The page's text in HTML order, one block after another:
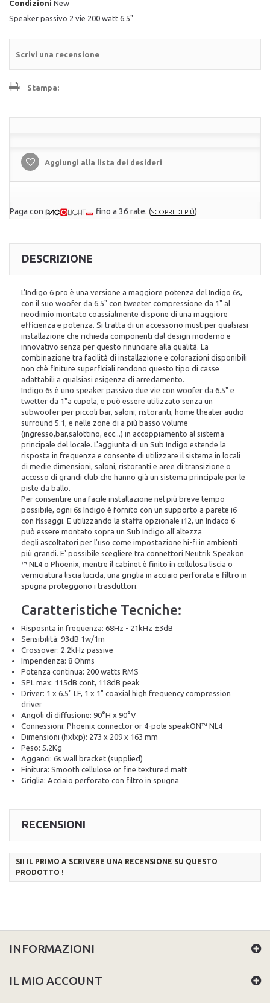
Condizioni New
Speaker passivo 2 vie 200 watt 6.5"
Scrivi una recensione
Stampa:
Aggiungi alla lista dei desideri
Paga con fino a 36 rate. (SCOPRI DI PIÙ)
DESCRIZIONE
L'Indigo 6 pro è una versione a maggiore potenza del Indigo 6s,
con il suo woofer da 6.5" con tweeter compressione da 1" al
neodimio montato coassialmente dispone di una maggiore
efficienza e potenza. Si tratta di un accessorio must per qualsiasi
installazione che richieda componenti dal design moderno e
innovativo senza per questo rinunciare alla qualità. La
combinazione tra facilità di installazione e colorazioni disponibili
non chè finiture superficiali rendono questo tipo di casse
adattabili a qualsiasi esigenza di arredamento.
Indigo 6s è uno speaker passivo due vie con woofer da 6.5" e
twetter da 1"a cupola, e può essere utilizzato senza un
subwoofer per piccoli bar, saloni, ristoranti, home theater audio
surround 5.1, e nelle zone di a più basso volume
(ingresso,bar,salottino, ecc...) in accoppiamento al sistema
principale del locale. L'aggiunta di un Sub Indigo estende la
risposta in frequenza e consente di utilizzare il sistema in locali
di medie dimensioni, saloni, ristoranti e aree di transizione o
accesso di grandi club che hanno già un sistema principale per le
piste da ballo.
Per consentire una facile installazione nel più breve tempo
possibile, ogni 6s Indigo è fornito con un supporto a parete i6
con fissaggi. E utilizzando la staffa opzionale i12, un Indaco 6
può essere montato sopra un Sub Indigo all'altezza
degli ascoltatori per l'uso come impostazione hi-fi in ambienti
più grandi. E' possibile scegliere tra connettori Neutrik Speakon
™ NL4 o Phoenix, mentre il cabinet è finito in cellulosa liscia o
verniciatura liscia lucida, una griglia in acciaio perforata e filtro in
spugna proteggono i trasduttori.
Caratteristiche Tecniche:
Risposnta in frequenza: 68Hz - 21kHz ±3dB
Sensibilità: 93dB 1w/1m
Crossover: 2.2kHz passive
Impendenza: 8 Ohms
Potenza continua: 200 watts RMS
SPL max: 115dB cont, 118dB peak
Driver: 1 x 6.5" LF, 1 x 1" coaxial high frequency compression
driver
Angoli di diffusione: 90°H x 90°V
Connessioni: Phoenix connector or 4-pole speakON™ NL4
Dimensioni (hxlxp): 273 x 209 x 163 mm
Peso: 5.2Kg
Agganci: 6s wall bracket (supplied)
Finitura: Smooth cellulose or fine textured matt
Griglia: Acciaio perforato con filtro in spugna
RECENSIONI
SII IL PRIMO A SCRIVERE UNA RECENSIONE SU QUESTO
PRODOTTO !
INFORMAZIONI
IL MIO ACCOUNT